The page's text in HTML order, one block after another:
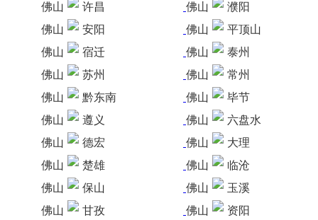
佛山
许昌 佛山
濮阳
佛山
安阳 佛山
平顶山
佛山
宿迁 佛山
泰州
佛山
苏州 佛山
常州
佛山
黔东南 佛山
毕节
佛山
遵义 佛山
六盘水
佛山
德宏 佛山
大理
佛山
楚雄 佛山
临沧
佛山
保山 佛山
玉溪
佛山
甘孜 佛山 资阳